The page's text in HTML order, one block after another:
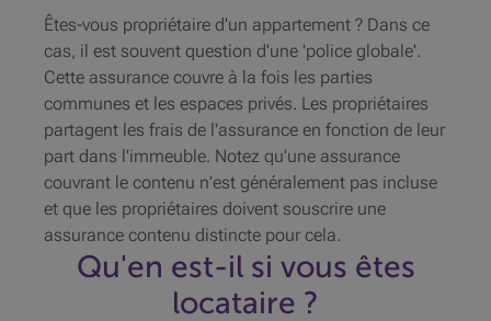
Êtes-vous propriétaire d'un appartement ? Dans ce
cas, il est souvent question d'une 'police globale'.
Cette assurance couvre à la fois les parties
communes et les espaces privés. Les propriétaires
partagent les frais de l'assurance en fonction de leur
part dans l'immeuble. Notez qu'une assurance
couvrant le contenu n'est généralement pas incluse
et que les propriétaires doivent souscrire une
assurance contenu distincte pour cela.
Qu'en est-il si vous êtes
locataire ?